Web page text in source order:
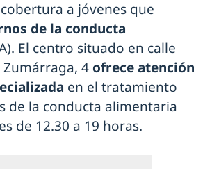
a jóvenes que
de la conducta
El centro situado en calle
Zumárraga, 4 ofrece atención
en el tratamiento
de la conducta alimentaria
de 12.30 a 19 horas.